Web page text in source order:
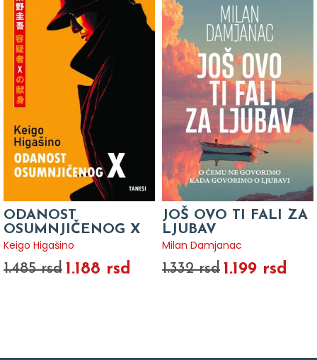
ODANOST
OSUMNJIČENOG X
Keigo Higašino
1.485 rsd 1.188 rsd
JOŠ OVO TI FALI ZA
LJUBAV
Milan Damjanac
1.332 rsd 1.199 rsd